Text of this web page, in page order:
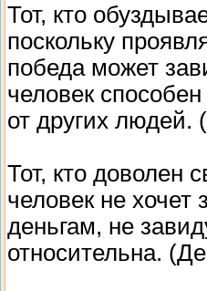
Тот, кто
поскольку
победа может
человек
от других людей.
Тот, кто доволен
человек не
деньгам, не
относительна.